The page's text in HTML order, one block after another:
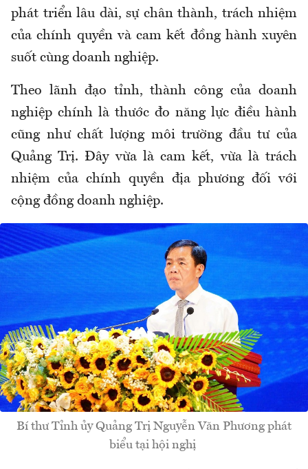
phát triển lâu dài, sự chân thành, trách nhiệm
của chính quyền và cam kết đồng hành xuyên
suốt cùng doanh nghiệp.
Theo lãnh đạo tỉnh, thành công của doanh
nghiệp chính là thước đo năng lực điều hành
cũng như chất lượng môi trường đầu tư của
Quảng Trị. Đây vừa là cam kết, vừa là trách
nhiệm của chính quyền địa phương đối với
cộng đồng doanh nghiệp.
Bí thư Tỉnh ủy Quảng Trị Nguyễn Văn Phương phát
biểu tại hội nghị